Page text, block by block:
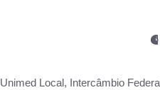
Unimed Local, Intercâmbio